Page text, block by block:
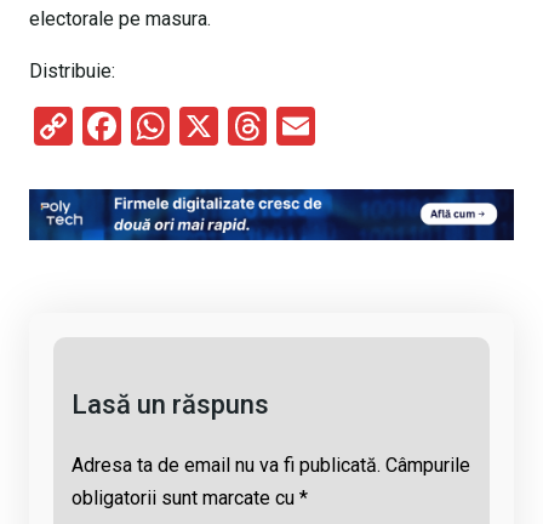
electorale pe masura.
Distribuie:
C
py
Li
F
ce
b
W
at
s
X
T
e
a
ail
Lasă un răspuns
Adresa ta de email nu va fi publicată. Câmpurile
obligatorii sunt marcate cu *